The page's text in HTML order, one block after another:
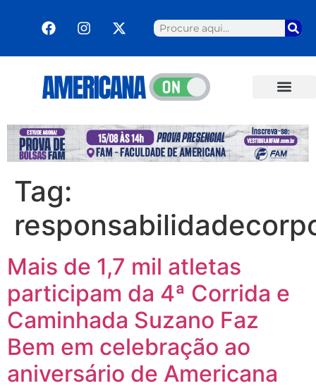
Tag:
Mais de 1,7 mil atletas
participam da 4ª Corrida e
Caminhada Suzano Faz
Bem em celebração ao
aniversário de Americana